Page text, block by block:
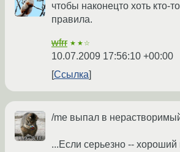
чтобы наконецто хоть кто-
правила.
wfrr ★★☆
10.07.2009 17:56:10 +00:00
Ссылка
/me выпал в
...Если серьезно -- хороший